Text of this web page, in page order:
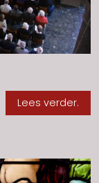
Lees verder.